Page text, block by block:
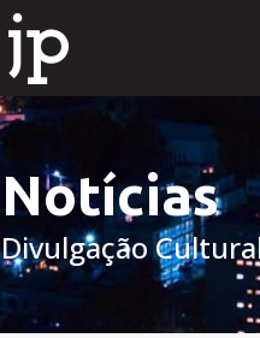
Notícias
Divulgação